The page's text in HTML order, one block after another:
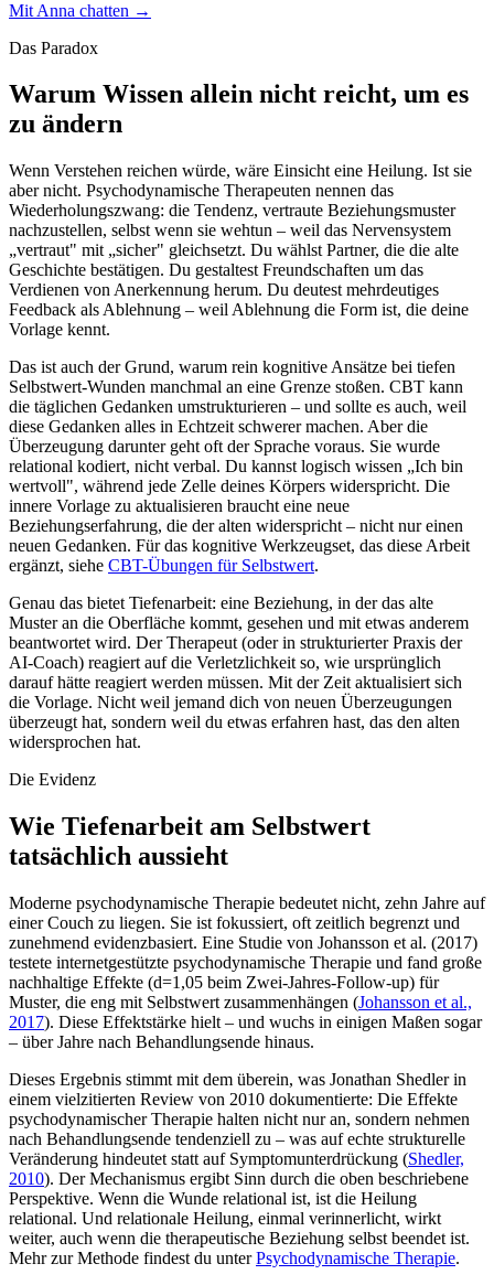
Mit Anna chatten →
Das Paradox
Warum Wissen allein nicht reicht, um es
zu ändern
Wenn Verstehen reichen würde, wäre Einsicht eine Heilung. Ist sie
aber nicht. Psychodynamische Therapeuten nennen das
Wiederholungszwang: die Tendenz, vertraute Beziehungsmuster
nachzustellen, selbst wenn sie wehtun – weil das Nervensystem
„vertraut" mit „sicher" gleichsetzt. Du wählst Partner, die die alte
Geschichte bestätigen. Du gestaltest Freundschaften um das
Verdienen von Anerkennung herum. Du deutest mehrdeutiges
Feedback als Ablehnung – weil Ablehnung die Form ist, die deine
Vorlage kennt.
Das ist auch der Grund, warum rein kognitive Ansätze bei tiefen
Selbstwert-Wunden manchmal an eine Grenze stoßen. CBT kann
die täglichen Gedanken umstrukturieren – und sollte es auch, weil
diese Gedanken alles in Echtzeit schwerer machen. Aber die
Überzeugung darunter geht oft der Sprache voraus. Sie wurde
relational kodiert, nicht verbal. Du kannst logisch wissen „Ich bin
wertvoll", während jede Zelle deines Körpers widerspricht. Die
innere Vorlage zu aktualisieren braucht eine neue
Beziehungserfahrung, die der alten widerspricht – nicht nur einen
neuen Gedanken. Für das kognitive Werkzeugset, das diese Arbeit
ergänzt, siehe CBT-Übungen für Selbstwert.
Genau das bietet Tiefenarbeit: eine Beziehung, in der das alte
Muster an die Oberfläche kommt, gesehen und mit etwas anderem
beantwortet wird. Der Therapeut (oder in strukturierter Praxis der
AI-Coach) reagiert auf die Verletzlichkeit so, wie ursprünglich
darauf hätte reagiert werden müssen. Mit der Zeit aktualisiert sich
die Vorlage. Nicht weil jemand dich von neuen Überzeugungen
überzeugt hat, sondern weil du etwas erfahren hast, das den alten
widersprochen hat.
Die Evidenz
Wie Tiefenarbeit am Selbstwert
tatsächlich aussieht
Moderne psychodynamische Therapie bedeutet nicht, zehn Jahre auf
einer Couch zu liegen. Sie ist fokussiert, oft zeitlich begrenzt und
zunehmend evidenzbasiert. Eine Studie von Johansson et al. (2017)
testete internetgestützte psychodynamische Therapie und fand große
nachhaltige Effekte (d=1,05 beim Zwei-Jahres-Follow-up) für
Muster, die eng mit Selbstwert zusammenhängen (Johansson et al.,
2017). Diese Effektstärke hielt – und wuchs in einigen Maßen sogar
– über Jahre nach Behandlungsende hinaus.
Dieses Ergebnis stimmt mit dem überein, was Jonathan Shedler in
einem vielzitierten Review von 2010 dokumentierte: Die Effekte
psychodynamischer Therapie halten nicht nur an, sondern nehmen
nach Behandlungsende tendenziell zu – was auf echte strukturelle
Veränderung hindeutet statt auf Symptomunterdrückung (Shedler,
2010). Der Mechanismus ergibt Sinn durch die oben beschriebene
Perspektive. Wenn die Wunde relational ist, ist die Heilung
relational. Und relationale Heilung, einmal verinnerlicht, wirkt
weiter, auch wenn die therapeutische Beziehung selbst beendet ist.
Mehr zur Methode findest du unterPsychodynamische Therapie.